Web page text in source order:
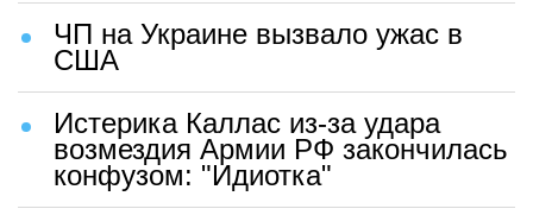
ЧП на Украине вызвало ужас в
США
Истерика Каллас из-за удара
возмездия Армии РФ закончилась
конфузом: "Идиотка"